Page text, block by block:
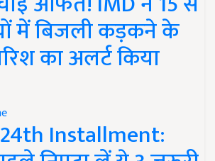
में बिजली कड़कने के
का अलर्ट किया
Installment: